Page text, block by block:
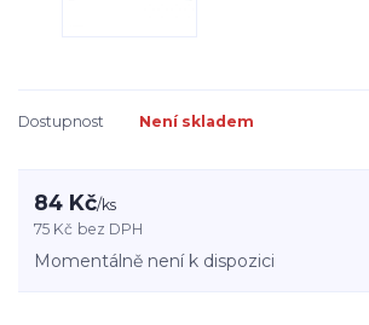
Dostupnost Není skladem
84 Kč/ks
75 Kč bez DPH
Momentálně není k dispozici